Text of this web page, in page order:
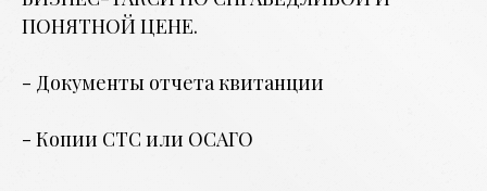
ПОНЯТНОЙ ЦЕНЕ.
- Документы отчета квитанции
- Копии СТС или ОСАГО